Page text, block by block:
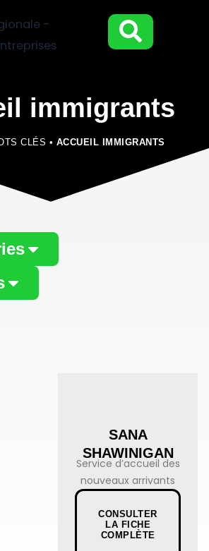
immigrants
CLÉS • ACCUEIL IMMIGRANTS
SANA
SHAWINIGAN
Service d’accueil des
nouveaux arrivants
CONSULTER
LA FICHE
COMPLÈTE